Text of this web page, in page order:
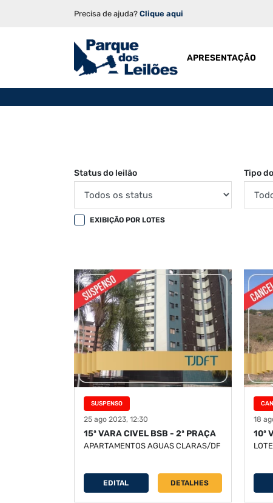
Precisa de ajuda? Clique aqui
APRESENTAÇÃO
Status do leilão Tipo
EXIBIÇÃO POR LOTES
SUSPENSO
25 ago 2023, 12:30
15ª VARA CIVEL BSB - 2ª PRAÇA
APARTAMENTOS AGUAS CLARAS/DF
EDITAL DETALHES
18
10ª